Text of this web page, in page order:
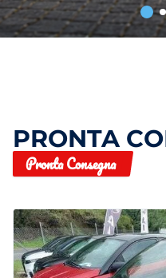
PRONTA
Pronta Consegna